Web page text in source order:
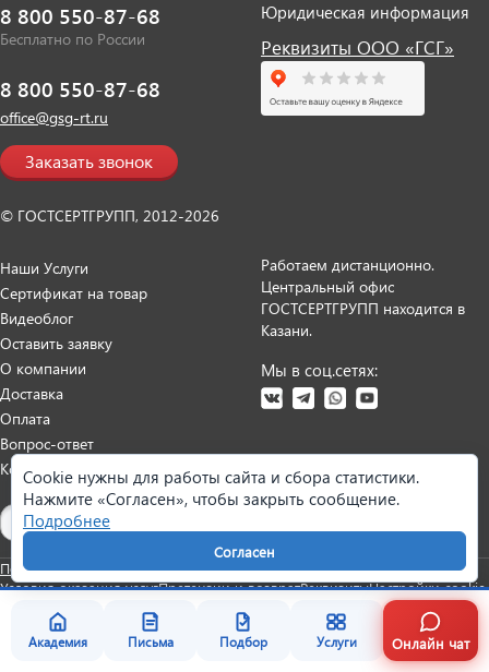
Академия Письма Подбор Услуги Онлайн чат
8 800 550-87-68
Бесплатно по России
8 800 550-87-68
office@gsg-rt.ru
Заказать звонок
© ГОСТСЕРТГРУПП, 2012-2026
Юридическая информация
Реквизиты ООО «ГСГ»
Наши Услуги
Сертификат на товар
Видеоблог
Оставить заявку
О компании
Доставка
Оплата
Вопрос-ответ
Контакты
Работаем дистанционно.
Центральный офис
ГОСТСЕРТГРУПП находится в
Казани.
Мы в соц.сетях:
Политика персональных данныхСогласие на обработку данных
Условия оказания услугПретензии и возвратРеквизитыНастройки cookie
Cookie нужны для работы сайта и сбора статистики.
Нажмите «Согласен», чтобы закрыть сообщение.
Подробнее
Согласен